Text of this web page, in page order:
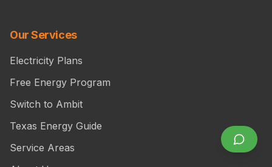
Our Services
Electricity Plans
Free Energy Program
Switch to Ambit
Texas Energy Guide
Service Areas